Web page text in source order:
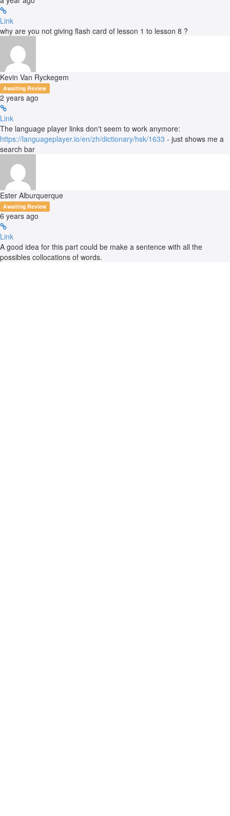
Link
why are you not giving flash card of lesson 1 to lesson 8 ?
Kevin Van Ryckegem
Awaiting Review
2 years ago
Link
The language player links don't seem to work anymore:
https://languageplayer.io/en/zh/dictionary/hsk/1633 - just shows me a
search bar
Ester Alburquerque
Awaiting Review
6 years ago
Link
A good idea for this part could be make a sentence with all the
possibles collocations of words.